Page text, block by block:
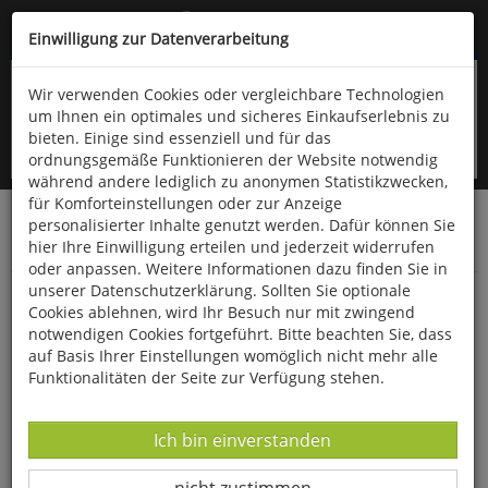
Kompletten Head der Seite überspringen
oder (06766) 9323-960
Startseite Bücher Downloads
Zeitschriften
Der Falke
Beobachtungstipp: Das Elmpter
Schwalmbruch in Nordrhein-Westfalen
Einwilligung zur Datenverarbeitung
Wir verwenden Cookies oder vergleichbare Technologien
um Ihnen ein optimales und sicheres Einkaufserlebnis zu
bieten. Einige sind essenziell und für das
ordnungsgemäße Funktionieren der Website notwendig
während andere lediglich zu anonymen Statistikzwecken,
für Komforteinstellungen oder zur Anzeige
personalisierter Inhalte genutzt werden. Dafür können Sie
hier Ihre Einwilligung erteilen und jederzeit widerrufen
oder anpassen. Weitere Informationen dazu finden Sie in
unserer Datenschutzerklärung. Sollten Sie optionale
Cookies ablehnen, wird Ihr Besuch nur mit zwingend
notwendigen Cookies fortgeführt. Bitte beachten Sie, dass
auf Basis Ihrer Einstellungen womöglich nicht mehr alle
Funktionalitäten der Seite zur Verfügung stehen.
Datenverarbeitung -
Ich bin einverstanden